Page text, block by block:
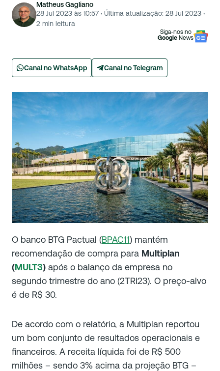
Matheus Gagliano
28 Jul 2023 às 10:57 · Última atualização: 28 Jul 2023 ·
2 min leitura
Siga-nos no
Google News
Canal no WhatsApp Canal no Telegram
O banco BTG Pactual (BPAC11) mantém
recomendação de compra para Multiplan
(MULT3) após o balanço da empresa no
segundo trimestre do ano (2TRI23). O preço-alvo
é de R$ 30.
De acordo com o relatório, a Multiplan reportou
um bom conjunto de resultados operacionais e
financeiros. A receita líquida foi de R$ 500
milhões – sendo 3% acima da projeção BTG –